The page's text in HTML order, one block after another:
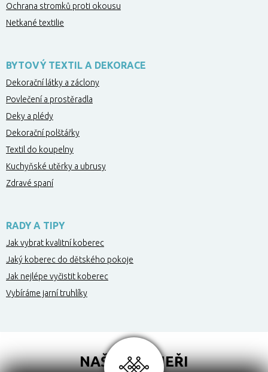
Ochrana stromků proti okousu
Netkané textilie
BYTOVÝ TEXTIL A DEKORACE
Dekorační látky a záclony
Povlečení a prostěradla
Deky a plédy
Dekorační polštářky
Textil do koupelny
Kuchyňské utěrky a ubrusy
Zdravé spaní
RADY A TIPY
Jak vybrat kvalitní koberec
Jaký koberec do dětského pokoje
Jak nejlépe vyčistit koberec
Vybíráme jarní truhlíky
NAŠI PARTNEŘI